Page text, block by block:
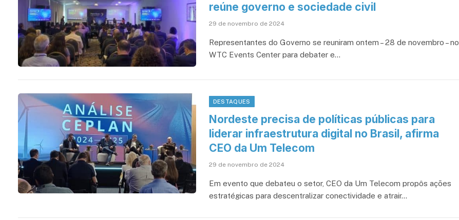
reúne governo e sociedade civil
29 de novembro de 2024
Representantes do Governo se reuniram ontem – 28 de novembro – no
WTC Events Center para debater e…
DESTAQUES
Nordeste precisa de políticas públicas para
liderar infraestrutura digital no Brasil, afirma
CEO da Um Telecom
29 de novembro de 2024
Em evento que debateu o setor, CEO da Um Telecom propôs ações
estratégicas para descentralizar conectividade e atrair…